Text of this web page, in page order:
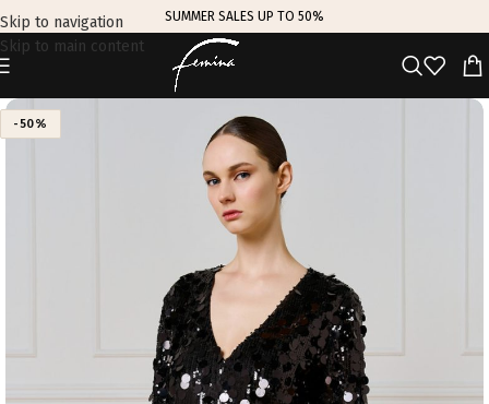
Skip to navigation
Skip to main content
SUMMER SALES UP TO 50%
-50%